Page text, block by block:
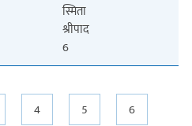
स्मिता
श्रीपाद
6
4 5
6